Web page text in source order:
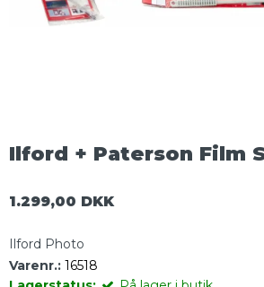
Ilford + Paterson Film
1.299,00 DKK
Ilford Photo
Varenr.: 16518